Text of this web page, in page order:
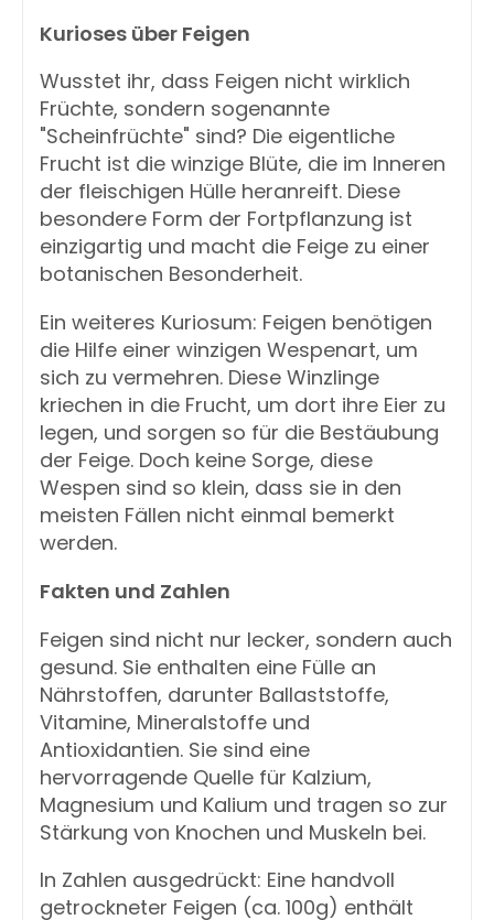
Kurioses über Feigen
Wusstet ihr, dass Feigen nicht wirklich
Früchte, sondern sogenannte
"Scheinfrüchte" sind? Die eigentliche
Frucht ist die winzige Blüte, die im Inneren
der fleischigen Hülle heranreift. Diese
besondere Form der Fortpflanzung ist
einzigartig und macht die Feige zu einer
botanischen Besonderheit.
Ein weiteres Kuriosum: Feigen benötigen
die Hilfe einer winzigen Wespenart, um
sich zu vermehren. Diese Winzlinge
kriechen in die Frucht, um dort ihre Eier zu
legen, und sorgen so für die Bestäubung
der Feige. Doch keine Sorge, diese
Wespen sind so klein, dass sie in den
meisten Fällen nicht einmal bemerkt
werden.
Fakten und Zahlen
Feigen sind nicht nur lecker, sondern auch
gesund. Sie enthalten eine Fülle an
Nährstoffen, darunter Ballaststoffe,
Vitamine, Mineralstoffe und
Antioxidantien. Sie sind eine
hervorragende Quelle für Kalzium,
Magnesium und Kalium und tragen so zur
Stärkung von Knochen und Muskeln bei.
In Zahlen ausgedrückt: Eine handvoll
getrockneter Feigen (ca. 100g) enthält